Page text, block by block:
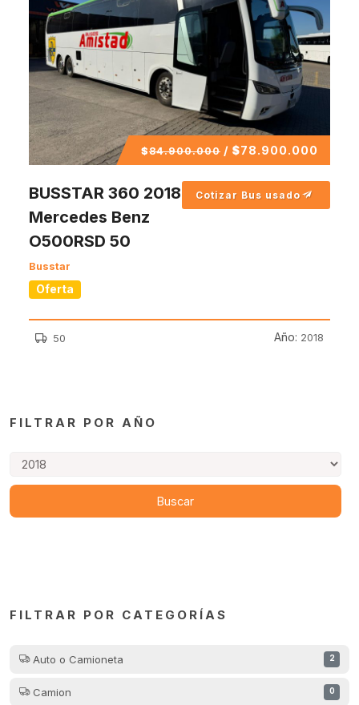
$84.900.000 / $78.900.000
BUSSTAR 360 2018
Mercedes Benz
O500RSD 50
Busstar
Oferta
Cotizar Bus usado
50 Año: 2018
FILTRAR POR AÑO
FILTRAR POR CATEGORÍAS
Auto o Camioneta 2
Camion 0